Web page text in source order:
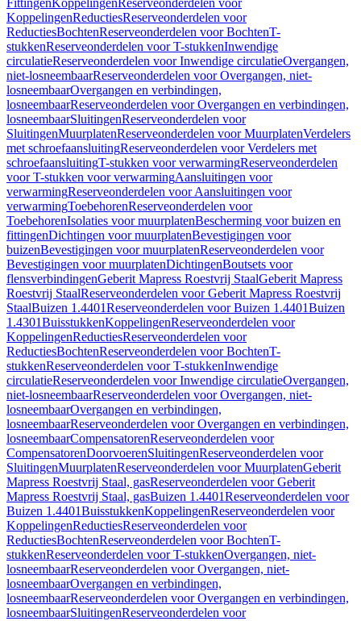
FittingenKoppelingenReserveonderdelen voor
KoppelingenReductiesReserveonderdelen voor
ReductiesBochtenReserveonderdelen voor BochtenT-
stukkenReserveonderdelen voor T-stukkenInwendige
circulatieReserveonderdelen voor Inwendige circulatieOvergangen,
niet-losneembaarReserveonderdelen voor Overgangen, niet-
losneembaarOvergangen en verbindingen,
losneembaarReserveonderdelen voor Overgangen en verbindingen,
losneembaarSluitingenReserveonderdelen voor
SluitingenMuurplatenReserveonderdelen voor MuurplatenVerdelers
met schroefaansluitingReserveonderdelen voor Verdelers met
schroefaansluitingT-stukken voor verwarmingReserveonderdelen
voor T-stukken voor verwarmingAansluitingen voor
verwarmingReserveonderdelen voor Aansluitingen voor
verwarmingToebehorenReserveonderdelen voor
ToebehorenIsolaties voor muurplatenBescherming voor buizen en
fittingenDichtingen voor muurplatenBevestigingen voor
buizenBevestigingen voor muurplatenReserveonderdelen voor
Bevestigingen voor muurplatenDichtingenBoutsets voor
flensverbindingenGeberit Mapress Roestvrij StaalGeberit Mapress
Roestvrij StaalReserveonderdelen voor Geberit Mapress Roestvrij
StaalBuizen 1.4401Reserveonderdelen voor Buizen 1.4401Buizen
1.4301BuisstukkenKoppelingenReserveonderdelen voor
KoppelingenReductiesReserveonderdelen voor
ReductiesBochtenReserveonderdelen voor BochtenT-
stukkenReserveonderdelen voor T-stukkenInwendige
circulatieReserveonderdelen voor Inwendige circulatieOvergangen,
niet-losneembaarReserveonderdelen voor Overgangen, niet-
losneembaarOvergangen en verbindingen,
losneembaarReserveonderdelen voor Overgangen en verbindingen,
losneembaarCompensatorenReserveonderdelen voor
CompensatorenDoorvoerenSluitingenReserveonderdelen voor
SluitingenMuurplatenReserveonderdelen voor MuurplatenGeberit
Mapress Roestvrij Staal, gasReserveonderdelen voor Geberit
Mapress Roestvrij Staal, gasBuizen 1.4401Reserveonderdelen voor
Buizen 1.4401BuisstukkenKoppelingenReserveonderdelen voor
KoppelingenReductiesReserveonderdelen voor
ReductiesBochtenReserveonderdelen voor BochtenT-
stukkenReserveonderdelen voor T-stukkenOvergangen, niet-
losneembaarReserveonderdelen voor Overgangen, niet-
losneembaarOvergangen en verbindingen,
losneembaarReserveonderdelen voor Overgangen en verbindingen,
losneembaarSluitingenReserveonderdelen voor